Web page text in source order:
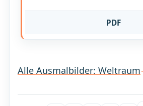
PDF
Alle Ausmalbilder: Weltraum